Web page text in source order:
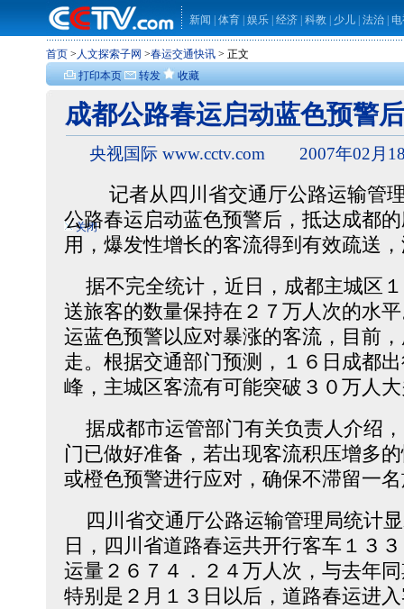
新闻 体育 娱乐 经济 科教 少儿 法治
首页 > 人文探索子网 >春运交通快讯 > 正文
打印本页
转发 收藏
关闭
成都公路春运启动蓝色预警
央视国际 www.cctv.com 2007年02月
记者从四川省交通厅公路运输管理
公路春运启动蓝色预警后，抵达成都
用，爆发性增长的客流得到有效疏送
据不完全统计，近日，成都主城区
送旅客的数量保持在２７万人次的水
运蓝色预警以应对暴涨的客流，目前
走。根据交通部门预测，１６日成都
峰，主城区客流有可能突破３０万人
据成都市运管部门有关负责人介绍
门已做好准备，若出现客流积压增多
或橙色预警进行应对，确保不滞留一
四川省交通厅公路运输管理局统计
日，四川省道路春运共开行客车１３
运量２６７４．２４万人次，与去年
特别是２月１３日以后，道路春运进